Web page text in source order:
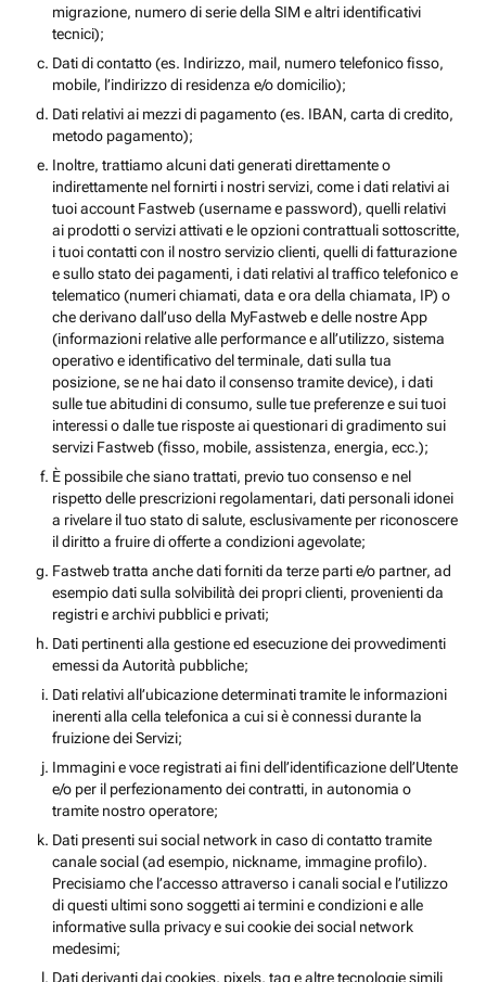
migrazione, numero di serie della SIM e altri identificativi
tecnici);
Dati di contatto (es. Indirizzo, mail, numero telefonico fisso,
mobile, l’indirizzo di residenza e/o domicilio);
Dati relativi ai mezzi di pagamento (es. IBAN, carta di credito,
metodo pagamento);
Inoltre, trattiamo alcuni dati generati direttamente o
indirettamente nel fornirti i nostri servizi, come i dati relativi ai
tuoi account Fastweb (username e password), quelli relativi
ai prodotti o servizi attivati e le opzioni contrattuali sottoscritte,
i tuoi contatti con il nostro servizio clienti, quelli di fatturazione
e sullo stato dei pagamenti, i dati relativi al traffico telefonico e
telematico (numeri chiamati, data e ora della chiamata, IP) o
che derivano dall’uso della MyFastweb e delle nostre App
(informazioni relative alle performance e all’utilizzo, sistema
operativo e identificativo del terminale, dati sulla tua
posizione, se ne hai dato il consenso tramite device), i dati
sulle tue abitudini di consumo, sulle tue preferenze e sui tuoi
interessi o dalle tue risposte ai questionari di gradimento sui
servizi Fastweb (fisso, mobile, assistenza, energia, ecc.);
È possibile che siano trattati, previo tuo consenso e nel
rispetto delle prescrizioni regolamentari, dati personali idonei
a rivelare il tuo stato di salute, esclusivamente per riconoscere
il diritto a fruire di offerte a condizioni agevolate;
Fastweb tratta anche dati forniti da terze parti e/o partner, ad
esempio dati sulla solvibilità dei propri clienti, provenienti da
registri e archivi pubblici e privati;
Dati pertinenti alla gestione ed esecuzione dei provvedimenti
emessi da Autorità pubbliche;
Dati relativi all’ubicazione determinati tramite le informazioni
inerenti alla cella telefonica a cui si è connessi durante la
fruizione dei Servizi;
Immagini e voce registrati ai fini dell’identificazione dell’Utente
e/o per il perfezionamento dei contratti, in autonomia o
tramite nostro operatore;
Dati presenti sui social network in caso di contatto tramite
canale social (ad esempio, nickname, immagine profilo).
Precisiamo che l’accesso attraverso i canali social e l’utilizzo
di questi ultimi sono soggetti ai termini e condizioni e alle
informative sulla privacy e sui cookie dei social network
medesimi;
Dati derivanti dai cookies, pixels, tag e altre tecnologie simili